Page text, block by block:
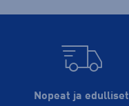
Nopeat ja edulliset